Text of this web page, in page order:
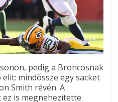
pedig a Broncosnak
mindössze egy sacket
Smith révén. A
is megnehezítette.